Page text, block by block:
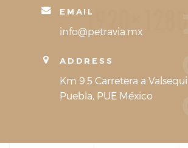
EMAIL
info@petravia.mx
ADDRESS
Km 9.5 Carretera a
Puebla, PUE México